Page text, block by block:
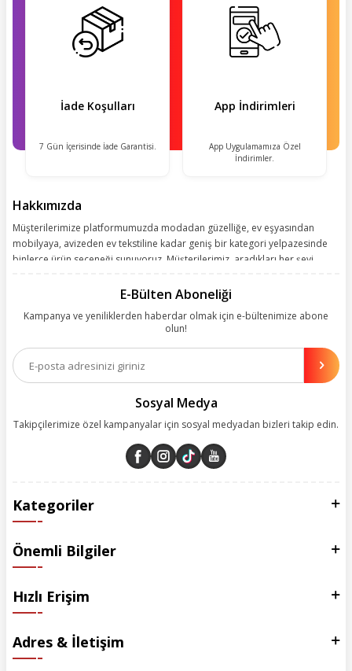
İade Koşulları
7 Gün İçerisinde İade Garantisi.
App İndirimleri
App Uygulamamıza Özel
İndirimler.
Hakkımızda
Müşterilerimize platformumuzda modadan güzelliğe, ev eşyasından
mobilyaya, avizeden ev tekstiline kadar geniş bir kategori yelpazesinde
binlerce ürün seçeneği sunuyoruz. Müşterilerimiz, aradıkları her şeyi
kolay, kusursuz ve keyifli bir alışveriş yolculuğu sunarken deneyiminize
olanakları sunuyoruz. Çalışmalarımızı müşterilerimizin memnuniyetini
esas alarak yürütüyoruz.
E-Bülten Aboneliği
Kampanya ve yeniliklerden haberdar olmak için e-bültenimize abone
olun!
Sosyal Medya
Takipçilerimize özel kampanyalar için sosyal medyadan bizleri takip edin.
Kategoriler
Önemli Bilgiler
Hızlı Erişim
Adres & İletişim